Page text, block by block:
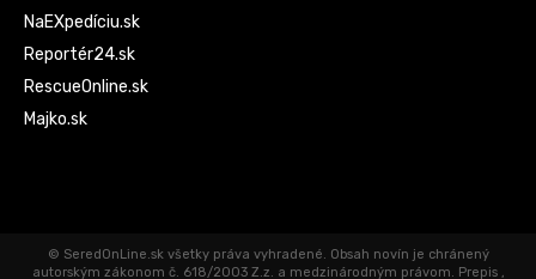
NaEXpedíciu.sk
Reportér24.sk
RescueOnline.sk
Majko.sk
© SeredOnLine.sk všetky práva vyhradené. Obsah novín je chránený
autorským zákonom č. 618/2003 Z.z. a medzinárodným právom. Prepis ,